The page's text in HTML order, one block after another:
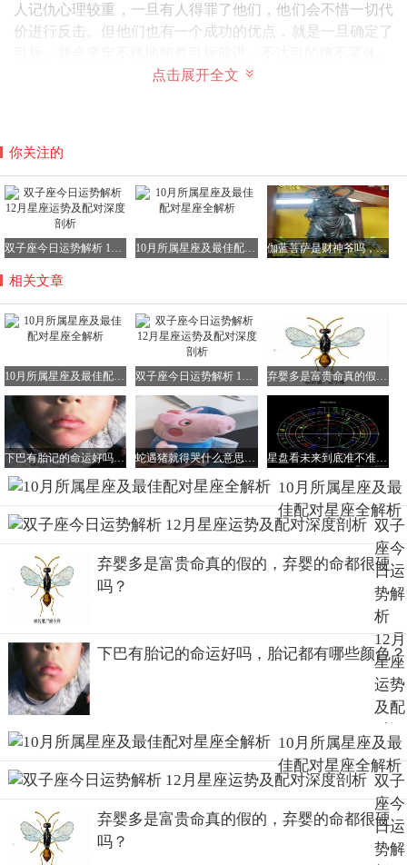
人记仇心理较重，一旦有人得罪了他们，他们会不惜一切代
价进行反击。但他们也有一个成功的优点，就是一旦确定了
更多关于10月出生的人所属星座的详细信息，可进入：
10月出生的人究竟是什么星座
1、10月包含两个星座，即天秤座和天蝎座。
2、10月1日至10月23日出生的人，对应的星座为天秤座。天
秤座的人追求和谐、美好的生活状态，他们善于表达自己的
观点，在社交场合中能够游刃有余地与人沟通。然而，他们
于主观地认为自己的想法是正确的，容易忽视他人的感受。
天秤座女生在感情中比较依赖对方，希望伴侣能给予自己足
够的陪伴和关爱。
3、10月24日至10月31日出生的人，对应的星座是天蝎座。
天蝎座的人充满激情和活力，他们对生活有着强烈的追求和
渴望。他们有着强烈的自我保护意识，对于自己认定的事情
会全力以赴地去完成。但他们的嫉妒心和报复心也比较强，
一旦受到伤害，会铭记在心并寻找机会报复。不过，他们的
坚定和执着也是他们成功的关键因素之一。
更多关于10月出生的人所属星座的资讯，可进入：
https://www.abcgonglue.com/ask/3576191615468599.html?zd查
看更多内容
10月出生的人所属星座及适配星座分析
1、10月有两个星座，分别是天秤座和天蝎座。
2、10月1日至10月23日出生的人属于天秤座。天秤座的人注
重平衡和公平，他们在处理事情时总是力求做到公正无私。
他们有着良好的审美观念，对艺术和文化有着浓厚的兴趣。
在人际关系中，他们希望与他人保持和谐的关系，避免冲突
和矛盾。然而，他们的优柔寡断有时会让他们陷入困境。天
秤座女生在感情中比较注重浪漫和情调，希望伴侣能够给自
己带来惊喜和感动。
3、10月24日至10月31日出生的人属于天蝎座。天蝎座的人
有着敏锐的洞察力和深刻的思考能力，他们能够看透事物的
本质。他们有着强烈的责任感和使命感，对自己和他人都有
着较高的要求。在面对困难和挑战时，他们能够保持冷静和
坚定，勇往直前。但他们的神秘和冷漠有时会让人难以接
点击展开全文
你关注的
双子座今日运势解析 12月星座运势及配对深度剖析 10月所属星座及最佳配对星座全解析 伽蓝菩萨是财神爷吗，平时如何供奉伽蓝菩萨？
相关文章
10月所属星座及最佳配对星座全解析 双子座今日运势解析 12月星座运势及配对深度剖析 弃婴多是富贵命真的假的，弃婴的命都很硬吗？
下巴有胎记的命运好吗，胎记都有哪些颜色？ 蛇遇猪就得哭什么意思，猪为什么是蛇的天敌？ 星盘看未来到底准不准要相信星盘吗？为什么不要轻易看星盘
10月所属星座及最
佳配对星座全解析
双子
座今
日运
势解
析
12月
星座
运势
及配
度剖
析
弃婴多是富贵命真的假的，弃婴的命都很硬
吗？
下巴有胎记的命运好吗，胎记都有哪些颜色？
10月所属星座及最
佳配对星座全解析
双子
座今
日运
势解
弃婴多是富贵命真的假的，弃婴的命都很硬
吗？